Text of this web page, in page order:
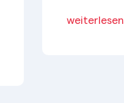
weiterlesen